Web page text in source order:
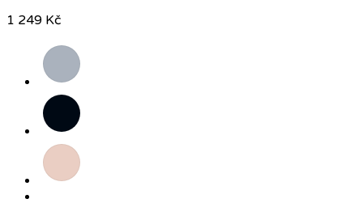
1 249 Kč
Šedá
Černá
Růžová